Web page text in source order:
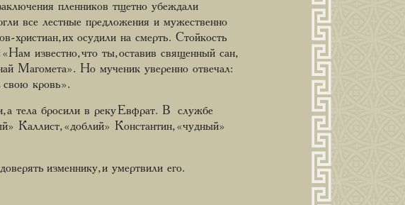
пленников тщетно убеждали
все лестные предложения и мужественно
их осудили на смерть. Стойкость
известно, что ты, оставив священный сан,
Магомета». Но мученик уверенно отвечал:
свою кровь».
а тела бросили в реку Евфрат. В службе
Каллист, «доблий» Константин, «чудный»
изменнику, и умертвили его.